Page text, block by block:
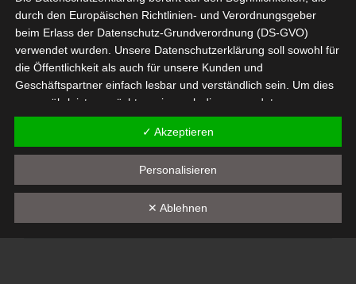
8
11, 2023
– Die
Events
ANIMAL – Die Heimtiermesse
November 8, 2023 | Events
Weiterlesen
durch den Europäischen Richtlinien- und Verordnungsgeber
beim Erlass der Datenschutz-Grundverordnung (DS-GVO)
verwendet wurden. Unsere Datenschutzerklärung soll sowohl für
die Öffentlichkeit als auch für unsere Kunden und
Geschäftspartner einfach lesbar und verständlich sein. Um dies
zu gewährleisten, möchten wir vorab die verwendeten
Begrifflichkeiten erläutern.
Wir verwenden in dieser Datenschutzerklärung unter anderem
a) personenbezogene Daten
Personenbezogene Daten sind alle Informationen, die
✓ Akzeptieren
Personalisieren
✕ Ablehnen